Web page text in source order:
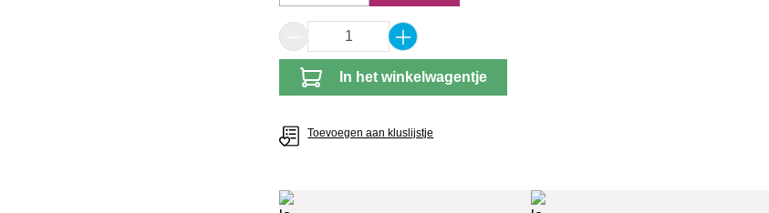
Producthoeveelheid: Voer de gewenste
In het winkelwagentje
Toevoegen aan kluslijstje